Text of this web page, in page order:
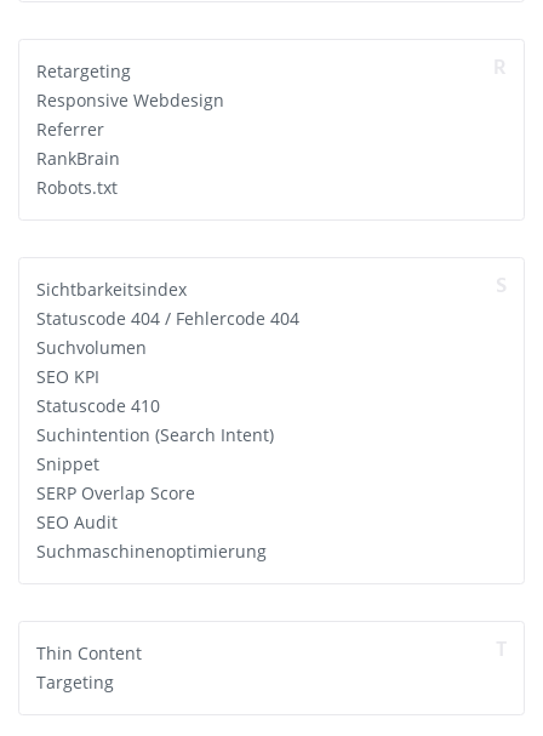
Retargeting
Responsive Webdesign
Referrer
RankBrain
Robots.txt
Sichtbarkeitsindex
Statuscode 404 / Fehlercode 404
Suchvolumen
SEO KPI
Statuscode 410
Suchintention (Search Intent)
Snippet
SERP Overlap Score
SEO Audit
Suchmaschinenoptimierung
Thin Content
Targeting